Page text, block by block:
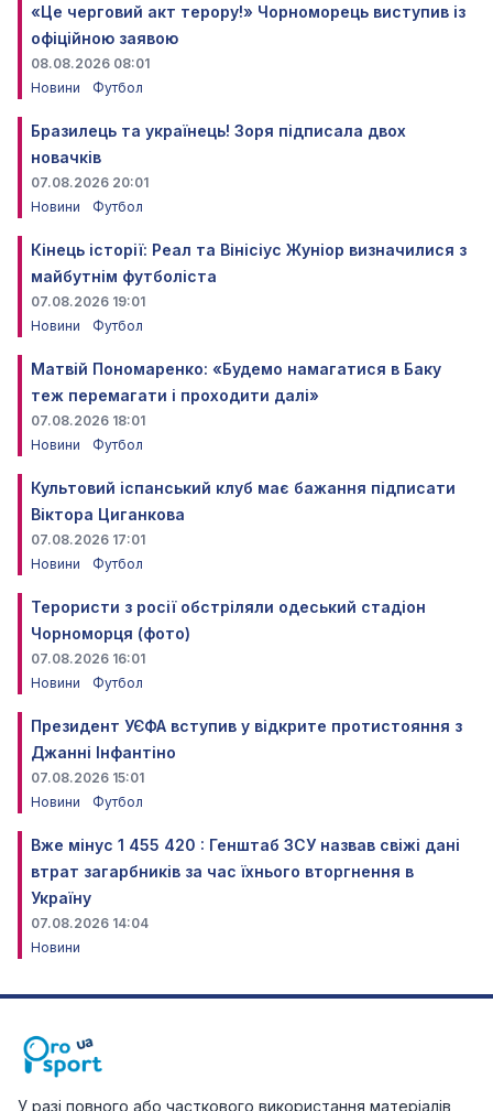
«Це черговий акт терору!» Чорноморець виступив із
офіційною заявою
08.08.2026 08:01
Новини
Футбол
Бразилець та українець! Зоря підписала двох
новачків
07.08.2026 20:01
Новини
Футбол
Кінець історії: Реал та Вінісіус Жуніор визначилися з
майбутнім футболіста
07.08.2026 19:01
Новини
Футбол
Матвій Пономаренко: «Будемо намагатися в Баку
теж перемагати і проходити далі»
07.08.2026 18:01
Новини
Футбол
Культовий іспанський клуб має бажання підписати
Віктора Циганкова
07.08.2026 17:01
Новини
Футбол
Терористи з росії обстріляли одеський стадіон
Чорноморця (фото)
07.08.2026 16:01
Новини
Футбол
Президент УЄФА вступив у відкрите протистояння з
Джанні Інфантіно
07.08.2026 15:01
Новини
Футбол
Вже мінус 1 455 420 : Генштаб ЗСУ назвав свіжі дані
втрат загарбників за час їхнього вторгнення в
Україну
07.08.2026 14:04
Новини
У разі повного або часткового використання матеріалів